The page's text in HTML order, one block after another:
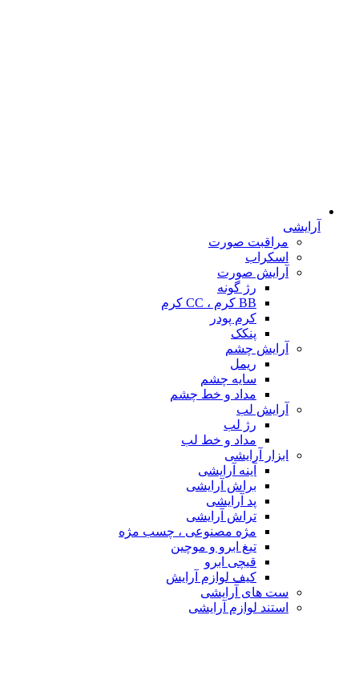
آرایشی
مراقبت صورت
اسکراب
آرایش صورت
رژ گونه
BB کرم ، CC کرم
کرم پودر
پنکک
آرایش چشم
ریمل
سایه چشم
مداد و خط چشم
آرایش لب
رژ لب
مداد و خط لب
ابزار آرایشی
آینه آرایشی
براش آرایشی
پد آرایشی
تراش آرایشی
مژه مصنوعی ، چسب مژه
تیغ ابرو و موچین
قیچی ابرو
کیف لوازم آرایش
ست های آرایشی
استند لوازم آرایشی